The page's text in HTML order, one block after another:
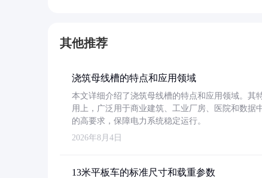
其他推荐
浇筑母线槽的特点和应用领域
本文详细介绍了浇筑母线槽的特点和应用领域。其
用上，广泛用于商业建筑、工业厂房、医院和数据
的高要求，保障电力系统稳定运行。
2026年8月4日
13米平板车的标准尺寸和载重参数